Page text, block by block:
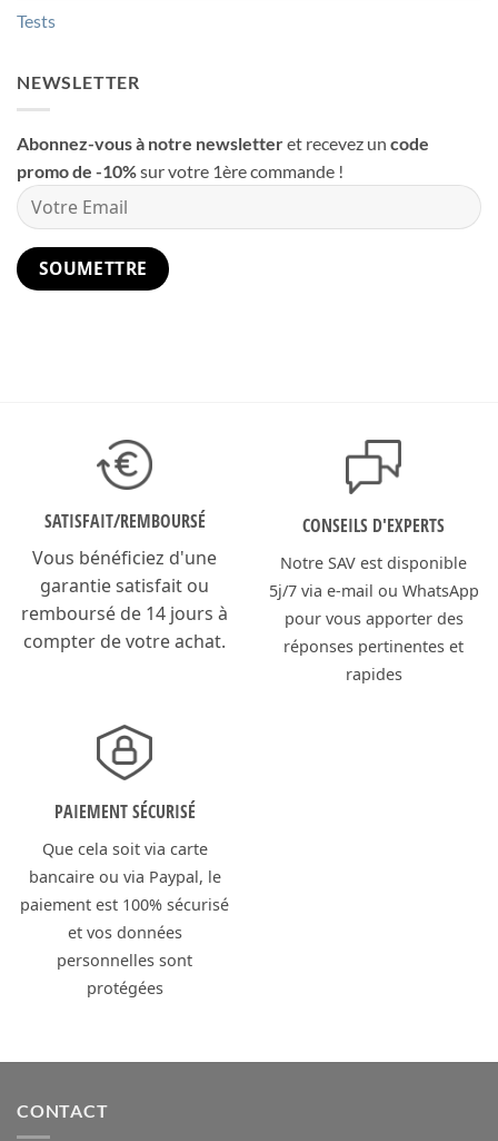
Tests
NEWSLETTER
Abonnez-vous à notre newsletteret recevez un code
promo de -10%sur votre 1ère commande !
SATISFAIT/REMBOURSÉ
Vous bénéficiez d'une
garantie satisfait ou
remboursé de 14 jours à
compter de votre achat.
CONSEILS D'EXPERTS
Notre SAV est disponible
5j/7 via e-mail ou WhatsApp
pour vous apporter des
réponses pertinentes et
rapides
PAIEMENT SÉCURISÉ
Que cela soit via carte
bancaire ou via Paypal, le
paiement est 100% sécurisé
et vos données
personnelles sont
protégées
CONTACT